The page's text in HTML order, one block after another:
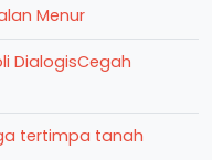
Menur
DialogisCegah
tertimpa tanah